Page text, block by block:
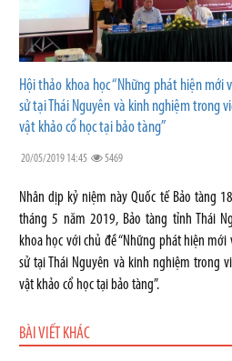
Hội thảo khoa học “Những phát hiện mới
sử tại Thái Nguyên và kinh nghiệm trong
vật khảo cổ học tại bảo tàng”
20/05/2019 14:45 5469
Nhân dịp kỷ niệm này Quốc tế Bảo tàng
tháng 5 năm 2019, Bảo tàng tỉnh Thái
khoa học với chủ đề “Những phát hiện mới
sử tại Thái Nguyên và kinh nghiệm trong
vật khảo cổ học tại bảo tàng”.
BÀI VIẾT KHÁC